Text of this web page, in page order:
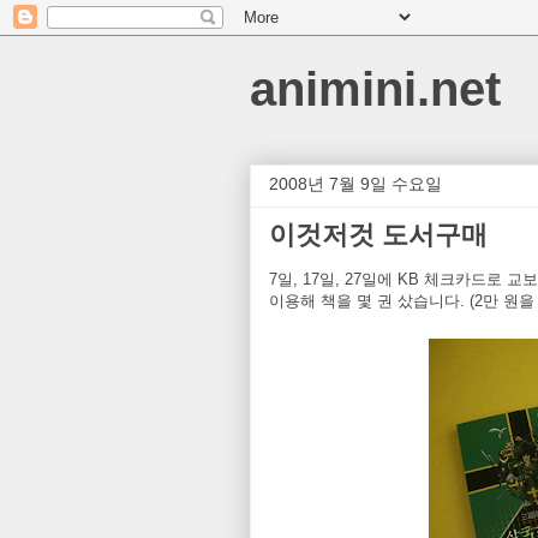
animini.net
2008년 7월 9일 수요일
이것저것 도서구매
7일, 17일, 27일에 KB 체크카드로 교
이용해 책을 몇 권 샀습니다. (2만 원